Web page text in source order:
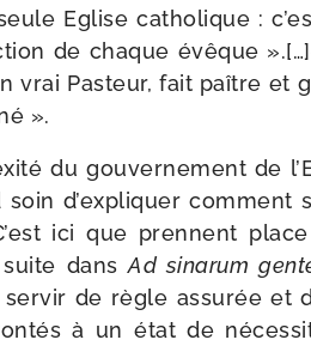
Eglise catho­lique :
de chaque évêque
vrai Pasteur, fait paître et
».
du gou­ver­ne­ment de
d’expliquer com­ment
ici que prennent
suite dansAd sina­rum
de règle assu­rée et
à un état de